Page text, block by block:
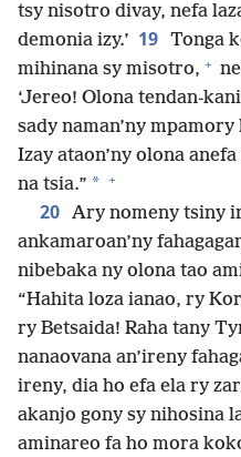
tsy nisotro divay, nefa
demonia izy.’ 19 Tonga
mihinana sy misotro, +
‘Jereo! Olona tendan-
sady naman’ny mpamory
Izay ataon’ny olona
na tsia.” * +
20 Ary nomeny tsiny
ankamaroan’ny
nibebaka ny olona tao
“Hahita loza ianao, ry
ry Betsaida! Raha tany
nanaovana an’ireny
ireny, dia ho efa ela ry
akanjo gony sy nihosina
aminareo fa ho mora